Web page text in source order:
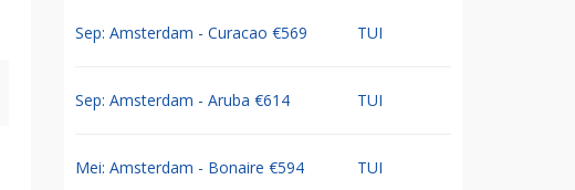
Sep: Amsterdam - Curacao €569 TUI
Sep: Amsterdam - Aruba €614 TUI
Mei: Amsterdam - Bonaire €594 TUI